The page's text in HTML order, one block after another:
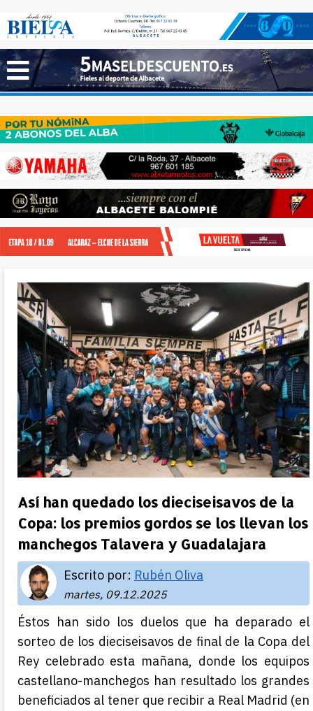
Así han quedado los dieciseisavos de la
Copa: los premios gordos se los llevan los
manchegos Talavera y Guadalajara
Escrito por: Rubén Oliva
martes, 09.12.2025
Éstos han sido los duelos que ha deparado el
sorteo de los dieciseisavos de final de la Copa del
Rey celebrado esta mañana, donde los equipos
castellano-manchegos han resultado los grandes
beneficiados al tener que recibir a Real Madrid (en